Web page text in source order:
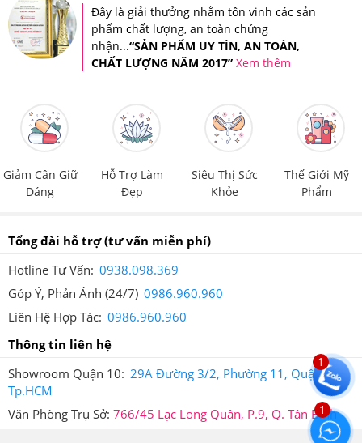
Codeage Amen Omega-3 1500mg nên dùng mỗi ngày.
5.Viên Uống Dầu Cá Codeage Amen Omega-3
1500mg Giá Bao Nhiêu, Nên Mua Ở Đâu Đảm
Đây là giải thưởng nhằm tôn vinh các sản
phẩm chất lượng, an toàn chứng
nhận...“SẢN PHẨM UY TÍN, AN TOÀN,
CHẤT LƯỢNG NĂM 2017” Xem thêm
Giảm Cân Giữ
Dáng
Hỗ Trợ Làm
Đẹp
Siêu Thị Sức
Khỏe
Thế Giới Mỹ
Phẩm
Tổng đài hỗ trợ(tư vấn miễn phí)
Hotline Tư Vấn: 0938.098.369
Góp Ý, Phản Ánh (24/7) 0986.960.960
Liên Hệ Hợp Tác: 0986.960.960
Thông tin liên hệ
Showroom Quận 10: 29A Đường 3/2, Phường 11, Quận 10,
Tp.HCM
Văn Phòng Trụ Sở: 766/45 Lạc Long Quân, P.9, Q. Tân Bình
1
1